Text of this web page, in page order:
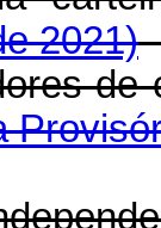
2021)